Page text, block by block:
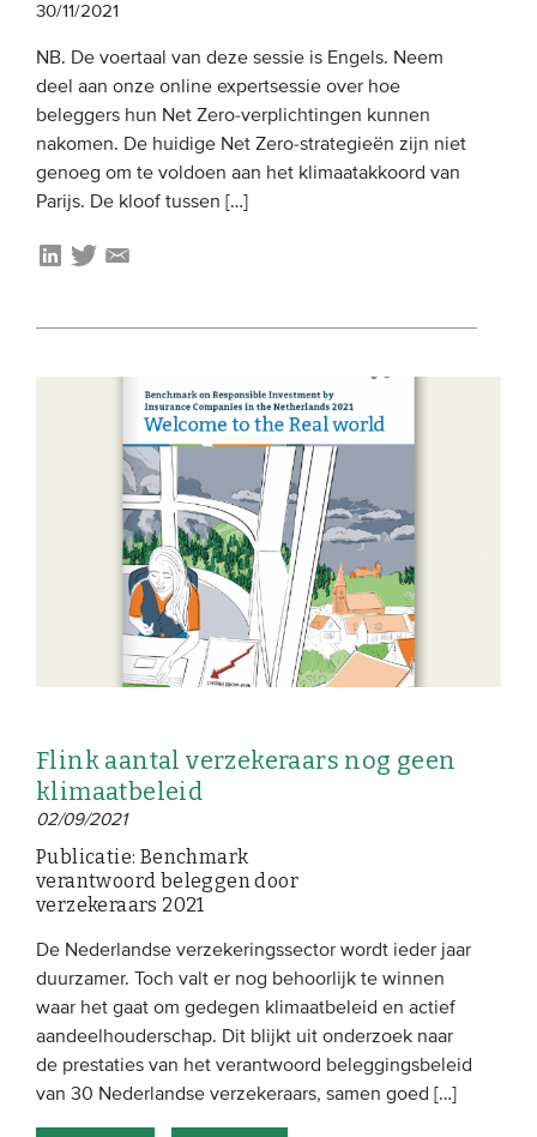
30/11/2021
NB. De voertaal van deze sessie is Engels. Neem
deel aan onze online expertsessie over hoe
beleggers hun Net Zero-verplichtingen kunnen
nakomen. De huidige Net Zero-strategieën zijn niet
genoeg om te voldoen aan het klimaatakkoord van
Parijs. De kloof tussen […]
Flink aantal verzekeraars nog geen
klimaatbeleid
02/09/2021
Publicatie: Benchmark
verantwoord beleggen door
verzekeraars 2021
De Nederlandse verzekeringssector wordt ieder jaar
duurzamer. Toch valt er nog behoorlijk te winnen
waar het gaat om gedegen klimaatbeleid en actief
aandeelhouderschap. Dit blijkt uit onderzoek naar
de prestaties van het verantwoord beleggingsbeleid
van 30 Nederlandse verzekeraars, samen goed […]